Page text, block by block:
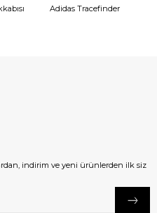
Adidas Tracefinder
indirim ve yeni ürünlerden ilk siz